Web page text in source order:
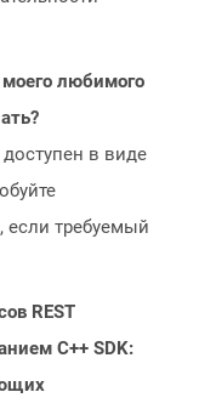
любимого
в виде
если требуемый
REST
C++ SDK: